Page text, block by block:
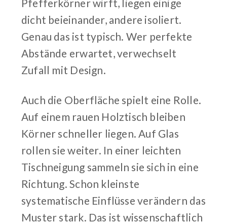
Pfefferkörner wirft, liegen einige
dicht beieinander, andere isoliert.
Genau das ist typisch. Wer perfekte
Abstände erwartet, verwechselt
Zufall mit Design.
Auch die Oberfläche spielt eine Rolle.
Auf einem rauen Holztisch bleiben
Körner schneller liegen. Auf Glas
rollen sie weiter. In einer leichten
Tischneigung sammeln sie sich in eine
Richtung. Schon kleinste
systematische Einflüsse verändern das
Muster stark. Das ist wissenschaftlich